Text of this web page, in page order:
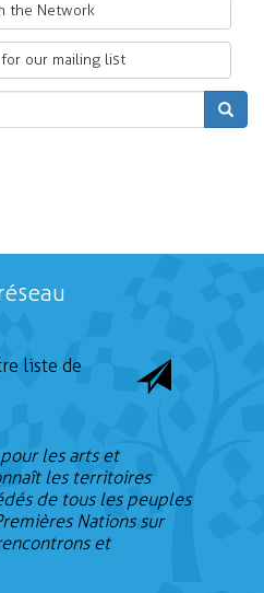
the Network
our mailing list
liste de
les arts et
les territoires
de tous les peuples
Nations sur
et